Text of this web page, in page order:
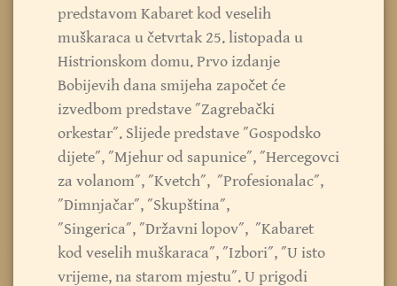
predstavom Kabaret kod veselih
muškaraca u četvrtak 25. listopada u
Histrionskom domu. Prvo izdanje
Bobijevih dana smijeha započet će
izvedbom predstave ˝Zagrebački
orkestar˝. Slijede predstave ˝Gospodsko
dijete˝, ˝Mjehur od sapunice˝, ˝Hercegovci
za volanom˝, ˝Kvetch˝, ˝Profesionalac˝,
˝Dimnjačar˝, ˝Skupština˝,
˝Singerica˝, ˝Državni lopov˝, ˝Kabaret
kod veselih muškaraca˝, ˝Izbori˝, ˝U isto
vrijeme, na starom mjestu˝. U prigodi